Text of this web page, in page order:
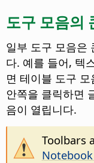
도구 모음의
일부 도구 모음은
다. 예를 들어, 텍
면 테이블 도구
안쪽을 클릭하면
음이 열립니다.
Toolbars